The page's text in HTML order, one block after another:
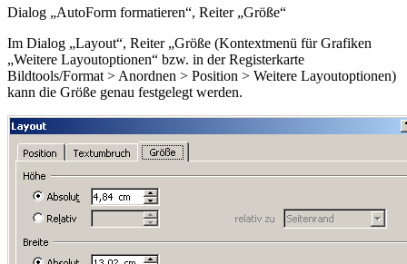
Dialog „AutoForm formatieren“, Reiter „Größe“
Im Dialog „Layout“, Reiter „Größe (Kontextmenü für Grafiken
„Weitere Layoutoptionen“ bzw. in der Registerkarte
Bildtools/Format > Anordnen > Position > Weitere Layoutoptionen)
kann die Größe genau festgelegt werden.